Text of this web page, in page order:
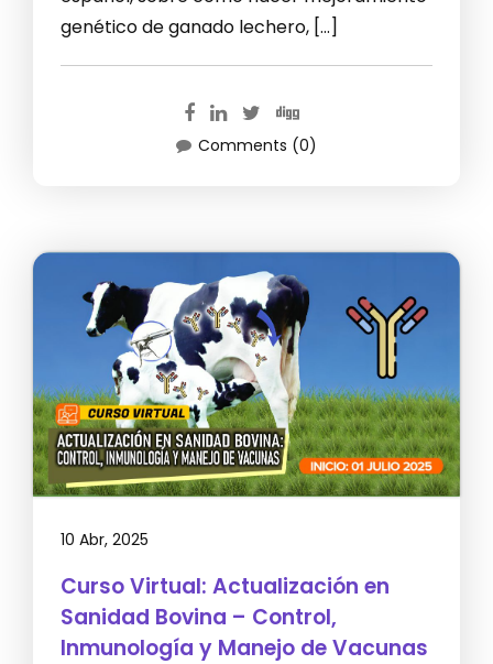
genético de ganado lechero, […]
Comments (0)
10 Abr, 2025
Curso Virtual: Actualización en
Sanidad Bovina – Control,
Inmunología y Manejo de Vacunas